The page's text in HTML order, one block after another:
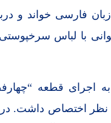
فارسی خواند و
با لباس
اجرای قطعه
نام نامی نظر اختصاص